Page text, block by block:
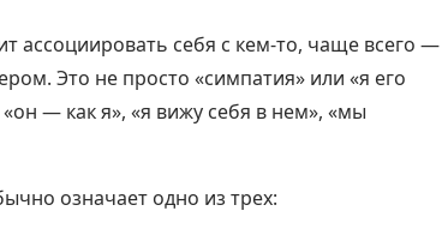
ассоциировать себя с кем-то, чаще всего —
Это не просто «симпатия» или «я его
— как я», «я вижу себя в нем», «мы
означает одно из трех: